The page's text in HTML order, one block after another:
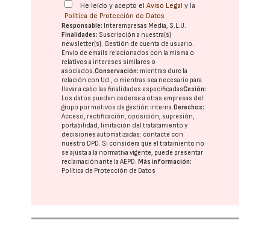
He leído y acepto elAviso Legal y la
Política de Protección de Datos
Responsable: Interempresas Media, S.L.U.
Finalidades: Suscripción a nuestra(s)
newsletter(s). Gestión de cuenta de usuario.
Envío de emails relacionados con la misma o
relativos a intereses similares o
asociados.Conservación: mientras dure la
relación con Ud., o mientras sea necesario para
llevar a cabo las finalidades especificadasCesión:
Los datos pueden cederse a otras empresas del
grupo por motivos de gestión interna.Derechos:
Acceso, rectificación, oposición, supresión,
portabilidad, limitación del tratatamiento y
decisiones automatizadas: contacte con
nuestro DPD. Si considera que el tratamiento no
se ajusta a la normativa vigente, puede presentar
reclamación ante laAEPD.Más información:
Política de Protección de Datos